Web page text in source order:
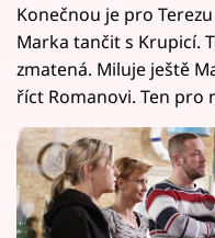
Konečnou je pro
Marka tančit s Krupicí.
zmatená. Miluje ještě
říct Romanovi. Ten pro